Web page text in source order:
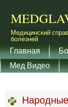
Медицинский
болезней
Главное меню
Главная
Мед Видео